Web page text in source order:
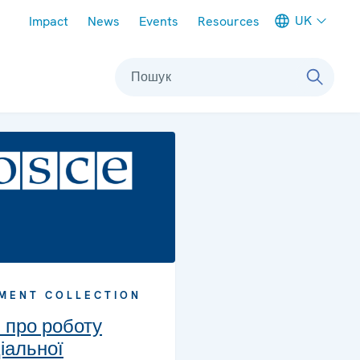
Impact News Events Resources UK
Пошук
COLLECTION
про роботу